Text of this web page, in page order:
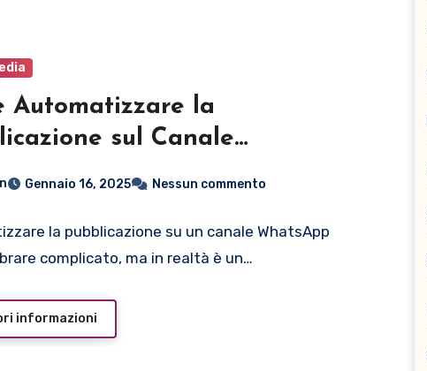
Automatizzare la
sul Canale
Strumenti e
Utili
Gennaio 16, 2025 Nessun commento
la pubblicazione su un canale WhatsApp
complicato, ma in realtà è un…
informazioni